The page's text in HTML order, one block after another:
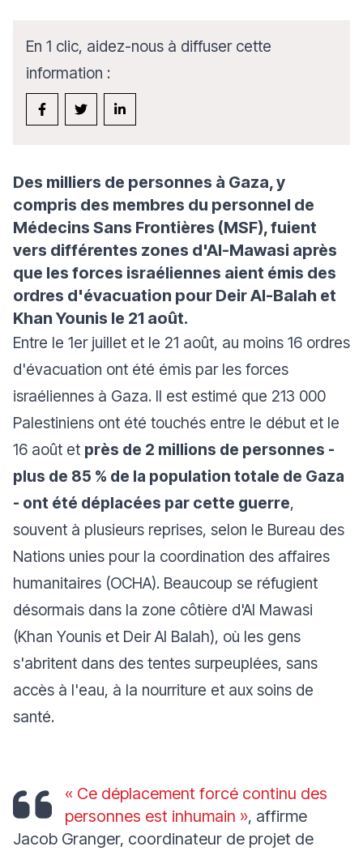
En 1 clic, aidez-nous à diffuser cette
information :
Des milliers de personnes à Gaza, y
compris des membres du personnel de
Médecins Sans Frontières (MSF), fuient
vers différentes zones d'Al-Mawasi après
que les forces israéliennes aient émis des
ordres d'évacuation pour Deir Al-Balah et
Khan Younis le 21 août.
Entre le 1er juillet et le 21 août, au moins 16 ordres
d'évacuation ont été émis par les forces
israéliennes à Gaza. Il est estimé que 213 000
Palestiniens ont été touchés entre le début et le
16 août et près de 2 millions de personnes -
plus de 85 % de la population totale de Gaza
- ont été déplacées par cette guerre,
souvent à plusieurs reprises, selon le Bureau des
Nations unies pour la coordination des affaires
humanitaires (OCHA). Beaucoup se réfugient
désormais dans la zone côtière d'Al Mawasi
(Khan Younis et Deir Al Balah), où les gens
s'abritent dans des tentes surpeuplées, sans
accès à l'eau, à la nourriture et aux soins de
santé.
« Ce déplacement forcé continu des
personnes est inhumain », affirme
Jacob Granger, coordinateur de projet de